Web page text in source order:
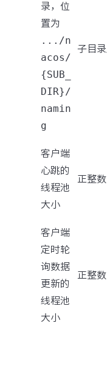
录，位
置为
.../n
acos/
{SUB_
DIR}/
namin
g
子目
客户端
心跳的
线程池
大小
正整数
客户端
定时轮
询数据
更新的
线程池
大小
正整数